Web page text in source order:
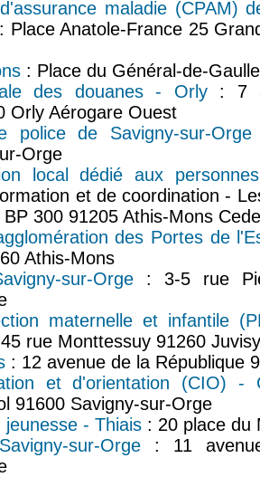
maladie (CPAM)
: Place Anatole-France 25
: Place du Général-de-
des douanes - Orly: 7
Orly Aérogare Ouest
police de Savigny-sur-Orge
Orge
local dédié aux
et de coordination -
300 91205 Athis-Mons
des Portes de
Athis-Mons
sur-Orge : 3-5 rue
maternelle et infantile
rue Monttessuy 91260
: 12 avenue de la République
et d'orientation (CIO) -
91600 Savigny-sur-Orge
- Thiais : 20 place du
sur-Orge : 11